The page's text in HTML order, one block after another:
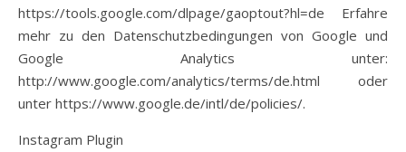
https://tools.google.com/dlpage/gaoptout?hl=de Erfahre
mehr zu den Datenschutzbedingungen von Google und
Google Analytics unter:
http://www.google.com/analytics/terms/de.html oder
unter https://www.google.de/intl/de/policies/.
Instagram Plugin